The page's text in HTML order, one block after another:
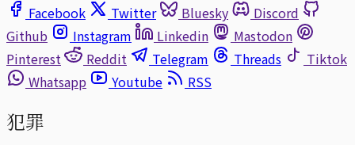
Facebook
Twitter Bluesky
Discord
Github
Instagram Linkedin
Mastodon
Pinterest
Reddit Telegram Threads
Tiktok
Whatsapp
Youtube RSS
犯罪